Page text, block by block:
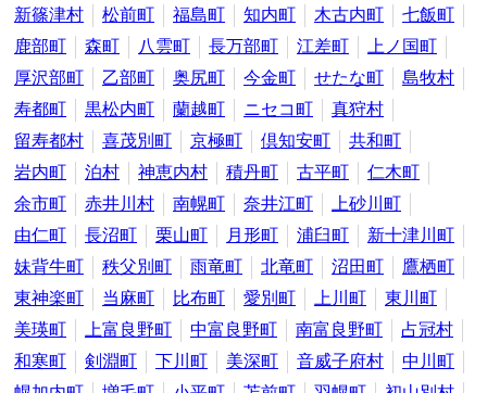
新篠津村
松前町 福島町 知内町 木古内町
七飯町
鹿部町
森町 八雲町 長万部町 江差町
上ノ国町
厚沢部町
乙部町 奥尻町 今金町 せたな町
島牧村
寿都町
黒松内町 蘭越町 ニセコ町
真狩村
留寿都村
喜茂別町 京極町 倶知安町
共和町
岩内町
泊村 神恵内村 積丹町 古平町
仁木町
余市町
赤井川村 南幌町 奈井江町
上砂川町
由仁町
長沼町 栗山町 月形町 浦臼町
新十津川町
妹背牛町
秩父別町 雨竜町 北竜町 沼田町
鷹栖町
東神楽町
当麻町 比布町 愛別町 上川町
東川町
美瑛町
上富良野町 中富良野町 南富良野町
占冠村
和寒町
剣淵町 下川町 美深町 音威子府村
中川町